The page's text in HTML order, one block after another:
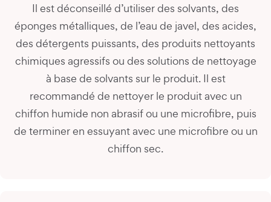
Il est déconseillé d’utiliser des solvants, des
éponges métalliques, de l’eau de javel, des acides,
des détergents puissants, des produits nettoyants
chimiques agressifs ou des solutions de nettoyage
à base de solvants sur le produit. Il est
recommandé de nettoyer le produit avec un
chiffon humide non abrasif ou une microfibre, puis
de terminer en essuyant avec une microfibre ou un
chiffon sec.